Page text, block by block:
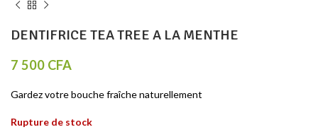
DENTIFRICE TEA TREE A LA MENTHE
7 500 CFA
Gardez votre bouche fraîche naturellement
Rupture de stock